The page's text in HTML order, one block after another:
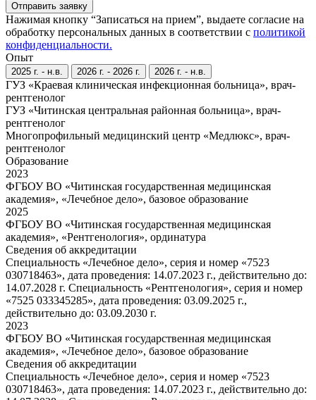
Отправить заявку
Нажимая кнопку “Записаться на прием”, выдаете согласие на
обработку персональных данных в соответствии с политикой
конфиденциальности.
Опыт
2025 г. - н.в. 2026 г. - 2026 г. 2026 г. - н.в.
ГУЗ «Краевая клиническая инфекционная больница», врач-
рентгенолог
ГУЗ «Читинская центральная районная больница», врач-
рентгенолог
Многопрофильный медицинский центр «Медлюкс», врач-
рентгенолог
Образование
2023
ФГБОУ ВО «Читинская государственная медицинская
академия», «Лечебное дело», базовое образование
2025
ФГБОУ ВО «Читинская государственная медицинская
академия», «Рентгенология», ординатура
Сведения об аккредитации
Специальность «Лечебное дело», серия и номер «7523
030718463», дата проведения: 14.07.2023 г., действительно до:
14.07.2028 г. Специальность «Рентгенология», серия и номер
«7525 033345285», дата проведения: 03.09.2025 г.,
действительно до: 03.09.2030 г.
2023
ФГБОУ ВО «Читинская государственная медицинская
академия», «Лечебное дело», базовое образование
Сведения об аккредитации
Специальность «Лечебное дело», серия и номер «7523
030718463», дата проведения: 14.07.2023 г., действительно до: